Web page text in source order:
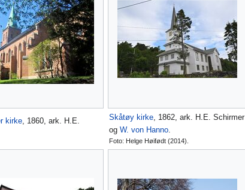
kirke, 1860, ark. H.E.
Skåtøy kirke , 1862, ark. H.E. Schirmer
ogW. von Hanno
Foto: Helge Høifødt (2014).